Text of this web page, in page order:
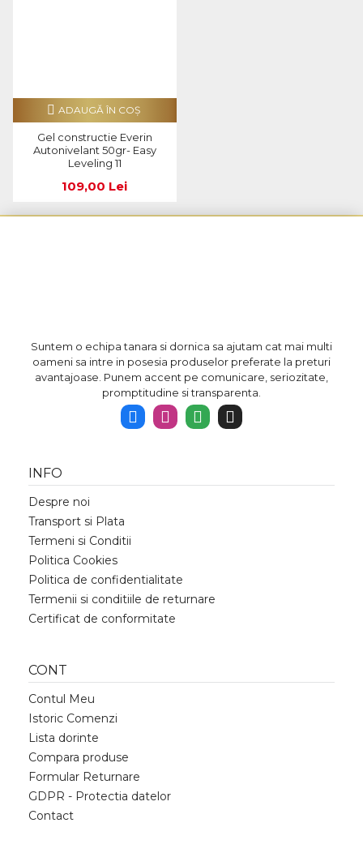
Gel constructie Everin
Autonivelant 50gr- Easy
Leveling 11
109,00 Lei
ADAUGĂ ÎN COŞ
Suntem o echipa tanara si dornica sa ajutam cat mai multi
oameni sa intre in posesia produselor preferate la preturi
avantajoase. Punem accent pe comunicare, seriozitate,
promptitudine si transparenta.
INFO
Despre noi
Transport si Plata
Termeni si Conditii
Politica Cookies
Politica de confidentialitate
Termenii si conditiile de returnare
Certificat de conformitate
CONT
Contul Meu
Istoric Comenzi
Lista dorinte
Compara produse
Formular Returnare
GDPR - Protectia datelor
Contact